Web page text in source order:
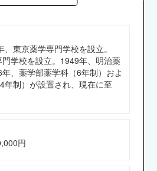
、大鵬薬品工業、中外製薬、
、日本イーライリリー、アイ
、エスシーグループ、クオー
富士薬品、日本調剤、東京慈
東京薬学専門学校を設立。
学校を設立。1949年、明治薬
、薬学部薬学科（6年制）およ
年制）が設置され、現在に至
円